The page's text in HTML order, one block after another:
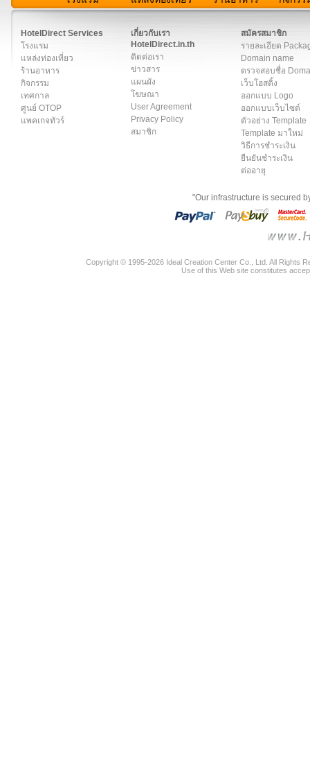
HotelDirect Services
โรงแรม
แหล่งท่องเที่ยว
ร้านอาหาร
กิจกรรม
เทศกาล
ศูนย์ OTOP
แพคเกจทัวร์
เกี่ยวกับเรา
HotelDirect.in.th
ติดต่อเรา
ข่าวสาร
แผนผัง
โฆษณา
User Agreement
Privacy Policy
สมาชิก
สมัครสมาชิก
รายละเอียด
Domain name
ตรวจสอบชื่อ
เว็บโฮสติ้ง
ออกแบบ Logo
ออกแบบเว็บไซต์
ตัวอย่าง Template
Template มาใหม่
วิธีการชำระเงิน
ยืนยันชำระเงิน
ต่ออายุ
"Our infrastructure is secured
Copyright © 1995-2026 Ideal Creation Center Co., Ltd. All Rights
Use of this Web site constitutes